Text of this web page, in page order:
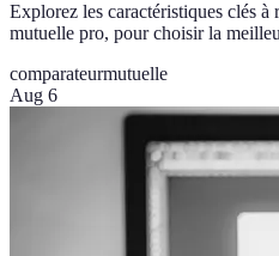
Explorez les caractéristiques clés à
mutuelle pro, pour choisir la
comparateurmutuelle
Aug 6